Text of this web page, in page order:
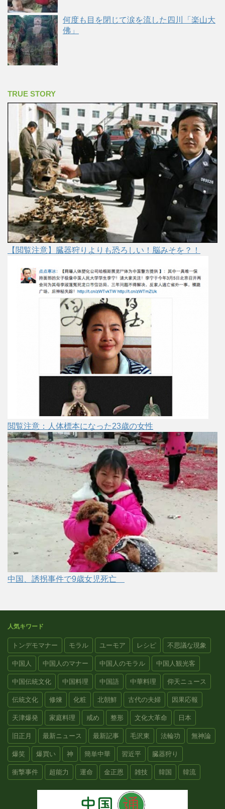
何度も目を閉じて涙を流した四川「楽山大
佛」
TRUE STORY
【閲覧注意】臓器狩りよりも恐ろしい！脳みそを？！
閲覧注意：人体標本になった23歳の女性
中国、誘拐事件で9歳女児死亡
人気キワード
トンデモマナー モラル ユーモア レシピ 不思議な現象
中国人 中国人のマナー 中国人のモラル 中国人観光客
中国伝統文化 中国料理 中国語 中華料理 仰天ニュース
伝統文化 修煉 化粧 北朝鮮 古代の夫婦 因果応報
天津爆発 家庭料理 戒め 整形 文化大革命 日本
旧正月 最新ニュース 最新記事 毛沢東 法輪功 無神論
爆笑 爆買い 神 簡単中華 習近平 臓器狩り
衝撃事件 超能力 運命 金正恩 雑技 韓国 韓流